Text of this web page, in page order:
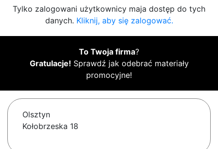
Tylko zalogowani użytkownicy maja dostęp do tych
danych. Kliknij, aby się zalogować.
To Twoja firma?
Gratulacje! Sprawdź jak odebrać materiały
promocyjne!
Olsztyn
Kołobrzeska 18